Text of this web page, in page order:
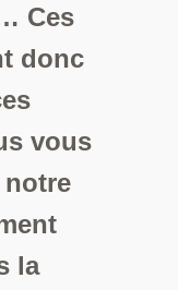
Ces
donc
vous
la